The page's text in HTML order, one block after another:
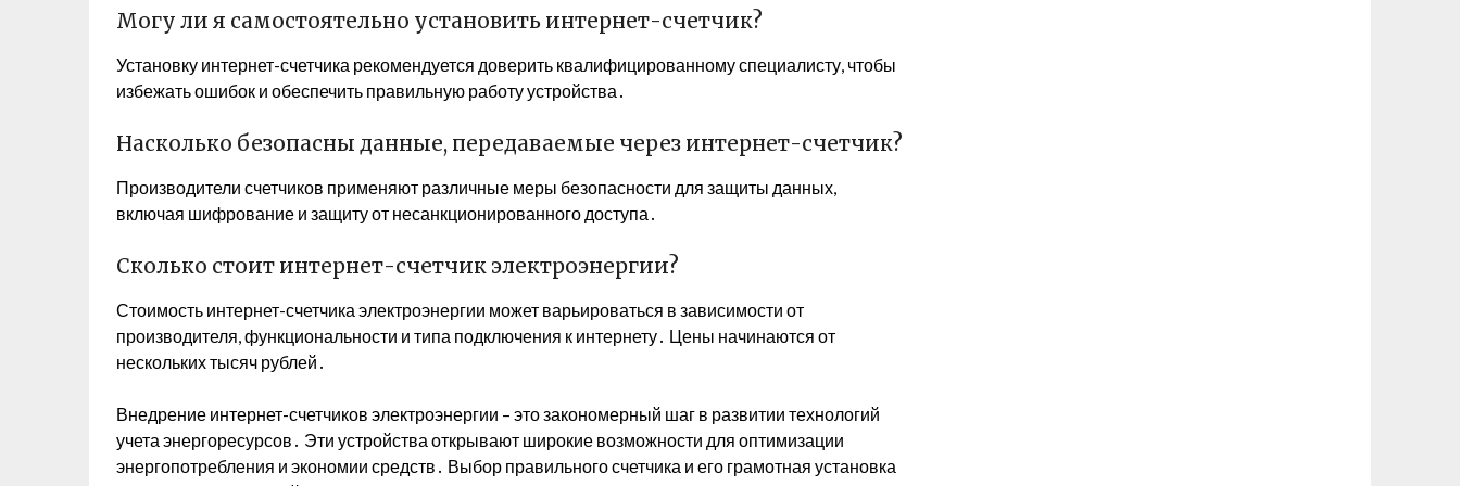
Могу ли я самостоятельно установить интернет-счетчик?
Установку интернет-счетчика рекомендуется доверить квалифицированному специалисту, чтобы
избежать ошибок и обеспечить правильную работу устройства․
Насколько безопасны данные, передаваемые через интернет-счетчик?
Производители счетчиков применяют различные меры безопасности для защиты данных,
включая шифрование и защиту от несанкционированного доступа․
Сколько стоит интернет-счетчик электроэнергии?
Стоимость интернет-счетчика электроэнергии может варьироваться в зависимости от
производителя, функциональности и типа подключения к интернету․ Цены начинаются от
нескольких тысяч рублей․
Внедрение интернет-счетчиков электроэнергии – это закономерный шаг в развитии технологий
учета энергоресурсов․ Эти устройства открывают широкие возможности для оптимизации
энергопотребления и экономии средств․ Выбор правильного счетчика и его грамотная установка